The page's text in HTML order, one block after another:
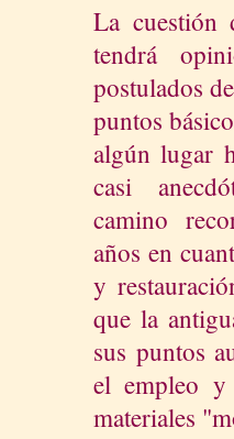
La cuestión
tendrá
postulados
puntos
algún lugar
casi
camino
años en
y
que la
sus puntos
el empleo
materiales